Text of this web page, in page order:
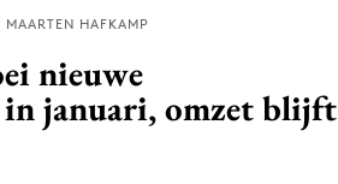
Download de app
via de Adformatie
MAARTEN HAFKAMP
nieuwe
in januari, omzet blijft